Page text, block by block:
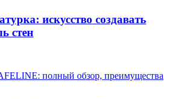
искусство создавать
стен